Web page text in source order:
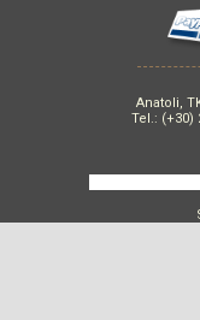
Anatoli,
Tel.: (+30)